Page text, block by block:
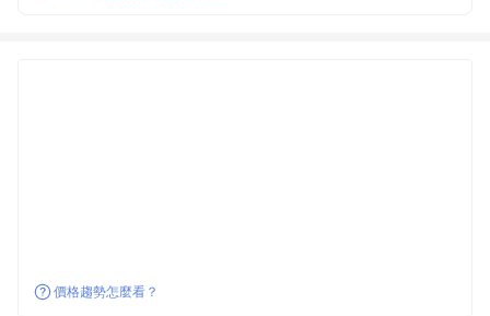
價格趨勢怎麼看？